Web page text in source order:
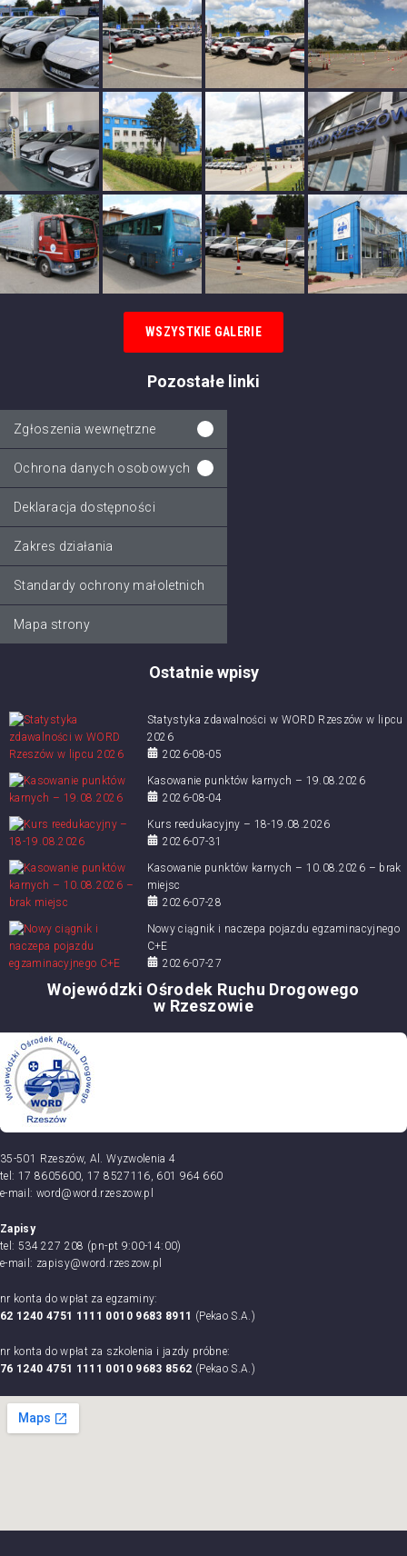
Wojewódzki Ośrodek Ruchu Drogowego
w Rzeszowie
35-501 Rzeszów, Al. Wyzwolenia 4
tel: 17 8605600, 17 8527116, 601 964 660
e-mail: word@word.rzeszow.pl
Zapisy
tel: 534 227 208 (pn-pt 9:00-14:00)
e-mail: zapisy@word.rzeszow.pl
nr konta do wpłat za egzaminy:
62 1240 4751 1111 0010 9683 8911 (Pekao S.A.)
nr konta do wpłat za szkolenia i jazdy próbne:
76 1240 4751 1111 0010 9683 8562 (Pekao S.A.)
Ostatnie wpisy
Statystyka zdawalności w WORD Rzeszów w lipcu
2026
2026-08-05
Kasowanie punktów karnych – 19.08.2026
2026-08-04
Kurs reedukacyjny – 18-19.08.2026
2026-07-31
Kasowanie punktów karnych – 10.08.2026 – brak
miejsc
2026-07-28
Nowy ciągnik i naczepa pojazdu egzaminacyjnego
C+E
2026-07-27
WSZYSTKIE GALERIE
Pozostałe linki
Zgłoszenia wewnętrzne
Ochrona danych osobowych
Deklaracja dostępności
Zakres działania
Standardy ochrony małoletnich
Mapa strony